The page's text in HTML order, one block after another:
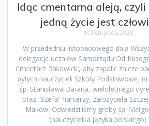
Idąc cmentarna aleją,
jedną życie jest
10 listopada 2023
W przededniu listopadowego dnia
delegacja uczniów Samorządu Od
Cmentarz Rakowicki, aby zapalić znicze
byłych nauczycieli Szkoły Podstawowej
śp. Stanisława Barana, wieloletniego
oraz “Szefa” harcerzy, założyciela
Maków. Odwiedziliśmy groby śp.
(nauczycielka języka